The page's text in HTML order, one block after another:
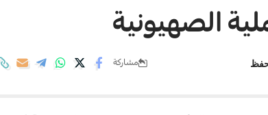
الصهيونية
مشاركة